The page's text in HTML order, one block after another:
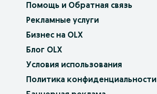
Помощь и Обратная связь
Рекламные услуги
Бизнес на OLX
Блог OLX
Условия использования
Политика конфиденциальности